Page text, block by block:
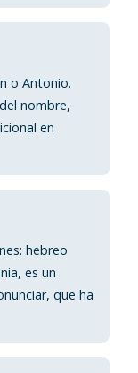
o Antonio.
nombre,
en
hebreo
es un
que ha